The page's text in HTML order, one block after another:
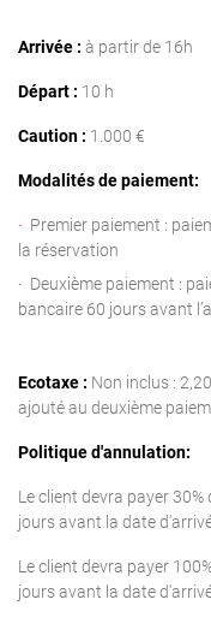
Arrivée : à partir de 16h
Départ : 10 h
Caution : 1.000 €
Modalités de paiement:
Premier paiement :
la réservation
Deuxième paiement :
bancaire 60 jours avant
Ecotaxe : Non inclus :
ajouté au deuxième
Politique d'annulation:
Le client devra payer
jours avant la date
Le client devra payer
jours avant la date